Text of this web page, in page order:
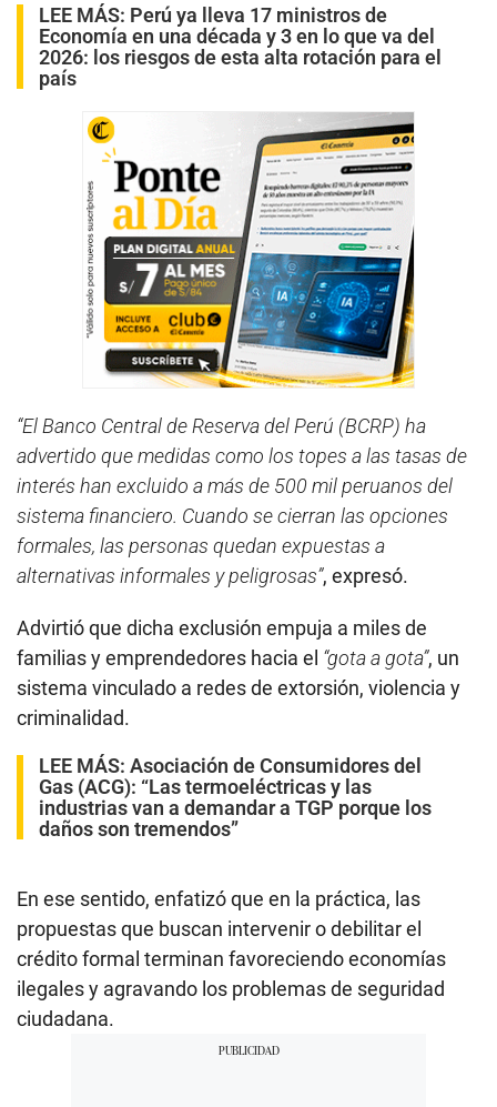
LEE MÁS: Perú ya lleva 17 ministros de
Economía en una década y 3 en lo que va del
2026: los riesgos de esta alta rotación para el
país
“El Banco Central de Reserva del Perú (BCRP) ha
advertido que medidas como los topes a las tasas de
interés han excluido a más de 500 mil peruanos del
sistema financiero. Cuando se cierran las opciones
formales, las personas quedan expuestas a
alternativas informales y peligrosas”, expresó.
Advirtió que dicha exclusión empuja a miles de
familias y emprendedores hacia el “gota a gota”, un
sistema vinculado a redes de extorsión, violencia y
criminalidad.
LEE MÁS: Asociación de Consumidores del
Gas (ACG): “Las termoeléctricas y las
industrias van a demandar a TGP porque los
daños son tremendos”
En ese sentido, enfatizó que en la práctica, las
propuestas que buscan intervenir o debilitar el
crédito formal terminan favoreciendo economías
ilegales y agravando los problemas de seguridad
ciudadana.